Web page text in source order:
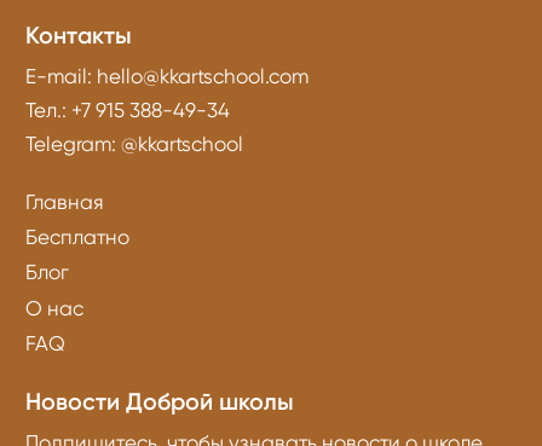
Контакты
E-mail: hello@kkartschool.com
Тел.: +7 915 388-49-34
Telegram:@kkartschool
Главная
Бесплатно
Блог
О нас
FAQ
Новости Доброй школы